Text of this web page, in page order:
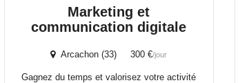
Marketing et
communication digitale
Arcachon (33) 300 €/jour
Gagnez du temps et valorisez votre activité